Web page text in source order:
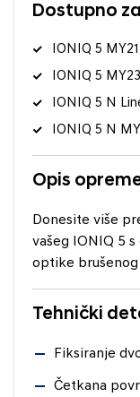
Dostupno
IONIQ 5 MY21
IONIQ 5 MY23
IONIQ 5 N
IONIQ 5 N
Opis
Donesite više
vašeg IONIQ 5
optike brušenog
Tehnički
Fiksiranje
Četkana